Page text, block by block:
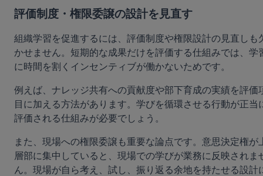
評価制度・権限委譲の設計を見直す
組織学習を促進するには、評価制度や権限設計の見直しも
かせません。短期的な成果だけを評価する仕組みでは、学
に時間を割くインセンティブが働かないためです。
例えば、ナレッジ共有への貢献度や部下育成の実績を評価
目に加える方法があります。学びを循環させる行動が正当
評価される仕組みが必要でしょう。
また、現場への権限委譲も重要な論点です。意思決定権が
層部に集中していると、現場での学びが業務に反映されま
ん。現場が自ら考え、試し、振り返る余地を持たせる設計